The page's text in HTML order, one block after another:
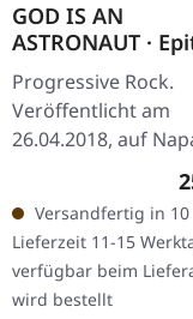
GOD IS AN
ASTRONAUT ·
| BLACK LP
Progressive Rock.
Veröffentlicht am
26.04.2018, auf
Records. Schwarzes
im Gatefold-Cover.
Vinyl. God Is An
überraschen…
Versandfertig in 10
Lieferzeit 11-15
verfügbar beim
wird bestellt